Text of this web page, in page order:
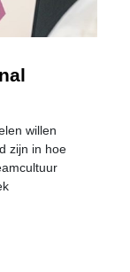
willen
zijn in hoe